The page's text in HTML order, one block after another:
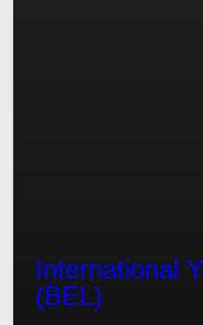
International
(BEL)